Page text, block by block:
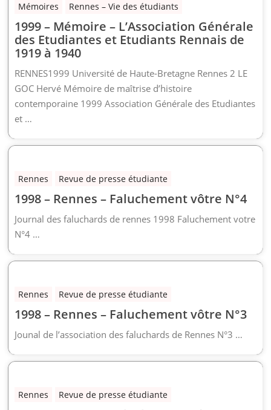
Mémoires Rennes – Vie des étudiants
1999 – Mémoire – L’Association Générale
des Etudiantes et Etudiants Rennais de
1919 à 1940
RENNES1999 Université de Haute-Bretagne Rennes 2 LE
GOC Hervé Mémoire de maîtrise d’histoire
contemporaine 1999 Association Générale des Etudiantes
et …
Rennes Revue de presse étudiante
1998 – Rennes – Faluchement vôtre N°4
Journal des faluchards de rennes 1998 Faluchement votre
N°4 …
Rennes Revue de presse étudiante
1998 – Rennes – Faluchement vôtre N°3
Jounal de l’association des faluchards de Rennes N°3 …
Rennes Revue de presse étudiante